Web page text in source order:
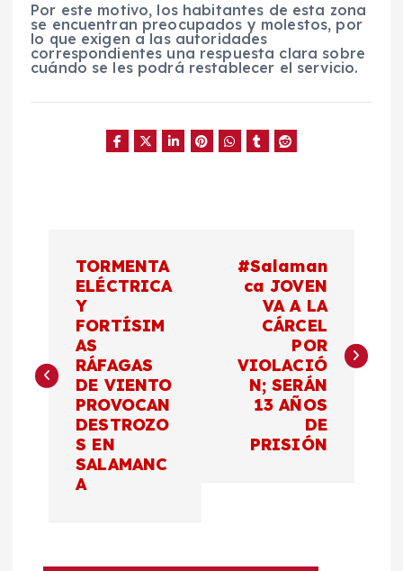
Por este motivo, los habitantes de esta zona
se encuentran preocupados y molestos, por
lo que exigen a las autoridades
correspondientes una respuesta clara sobre
cuándo se les podrá restablecer el servicio.
e
TORMENTA
ELÉCTRICA
Y
FORTÍSIM
AS
RÁFAGAS
DE VIENTO
PROVOCAN
DESTROZO
S EN
SALAMANC
A
#Salaman
ca JOVEN
VA A LA
CÁRCEL
POR
VIOLACIÓ
N; SERÁN
13 AÑOS
DE
PRISIÓN